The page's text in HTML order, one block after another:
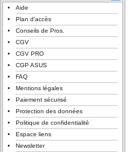
Aide
Plan d'accès
Conseils de Pros.
CGV
CGV PRO
CGP ASUS
FAQ
Mentions légales
Paiement sécurisé
Protection des données
Politique de confidentialité
Espace liens
Newsletter